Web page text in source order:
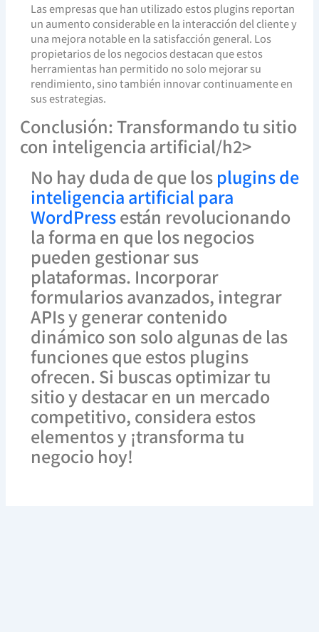
Las empresas que han utilizado estos plugins reportan
un aumento considerable en la interacción del cliente y
una mejora notable en la satisfacción general. Los
propietarios de los negocios destacan que estos
herramientas han permitido no solo mejorar su
rendimiento, sino también innovar continuamente en
sus estrategias.
Conclusión: Transformando tu sitio
con inteligencia artificial/h2>
No hay duda de que los plugins de
inteligencia artificial para
WordPressestán revolucionando
la forma en que los negocios
pueden gestionar sus
plataformas. Incorporar
formularios avanzados, integrar
APIs y generar contenido
dinámico son solo algunas de las
funciones que estos plugins
ofrecen. Si buscas optimizar tu
sitio y destacar en un mercado
competitivo, considera estos
elementos y ¡transforma tu
negocio hoy!